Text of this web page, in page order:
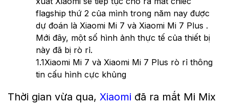
flagship thứ 2 của mình trong năm nay được
dự đoán là Xiaomi Mi 7 và Xiaomi Mi 7 Plus .
Mới đây, một số hình ảnh thực tế của thiết bị
này đã bị rò rỉ.
1.1Xiaomi Mi 7 và Xiaomi Mi 7 Plus rò rỉ thông
tin cấu hình cực khủng
Thời gian vừa qua, Xiaomi đã ra mắt Mi Mix